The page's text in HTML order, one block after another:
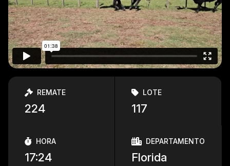
REMATE
224
LOTE
117
HORA
17:24
DEPARTAMENTO
Florida